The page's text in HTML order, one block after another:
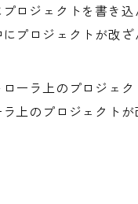
ロジェクトを書き
プロジェクトが改
ーラ上のプロジェ
上のプロジェクト